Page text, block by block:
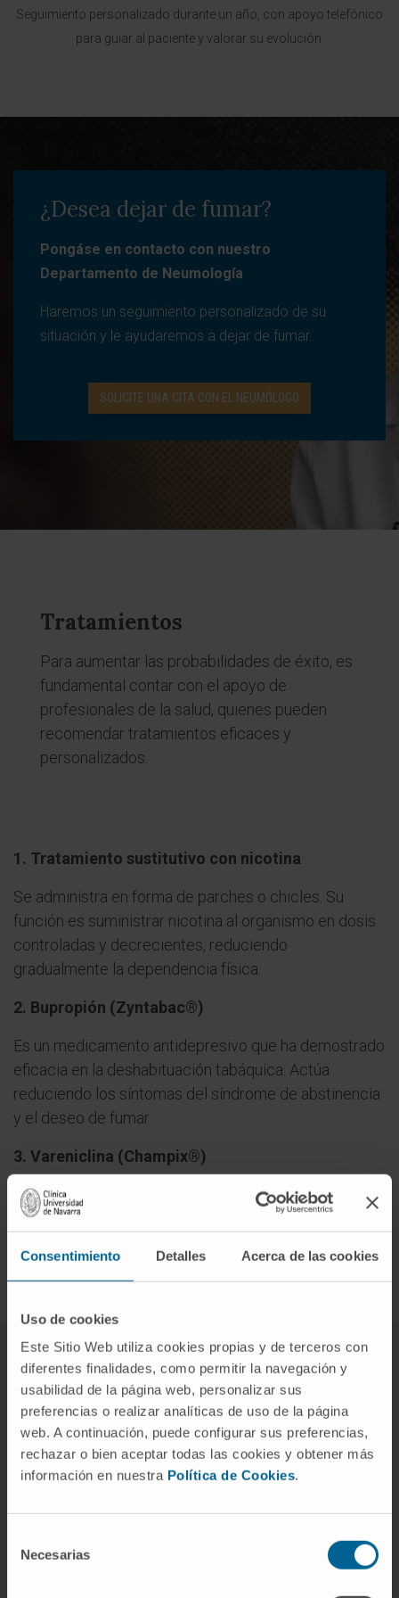
Consentimiento Detalles Acerca de las cookies
Uso de cookies
Este Sitio Web utiliza cookies propias y de terceros con
diferentes finalidades, como permitir la navegación y
usabilidad de la página web, personalizar sus
preferencias o realizar analíticas de uso de la página
web. A continuación, puede configurar sus preferencias,
rechazar o bien aceptar todas las cookies y obtener más
información en nuestra Política de Cookies.
Necesarias
Seguimiento personalizado durante un año, con apoyo telefónico
para guiar al paciente y valorar su evolución.
¿Desea dejar de fumar?
Pongáse en contacto con nuestro
Departamento de Neumología
Haremos un seguimiento personalizado de su
situación y le ayudaremos a dejar de fumar.
SOLICITE UNA CITA CON EL NEUMÓLOGO
Tratamientos
Para aumentar las probabilidades de éxito, es
fundamental contar con el apoyo de
profesionales de la salud, quienes pueden
recomendar tratamientos eficaces y
personalizados.
1. Tratamiento sustitutivo con nicotina
Se administra en forma de parches o chicles. Su
función es suministrar nicotina al organismo en dosis
controladas y decrecientes, reduciendo
gradualmente la dependencia física.
2. Bupropión (Zyntabac®)
Es un medicamento antidepresivo que ha demostrado
eficacia en la deshabituación tabáquica. Actúa
reduciendo los síntomas del síndrome de abstinencia
y el deseo de fumar.
3. Vareniclina (Champix®)
Este fármaco actúa sobre el sistema nervioso central,
bloqueando los efectos de la nicotina y disminuyendo
El Departamento de Neumología
de la Clínica Universidad de Navarra
Especializado en tabaquismo y en las
experiencia en programas de deshabituación